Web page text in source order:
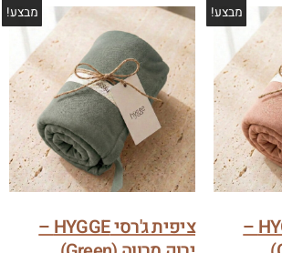
מבצע!
ציפית ג'רסי HYGGE –
מבצע!
ציפית ג'רסי HYGGE –